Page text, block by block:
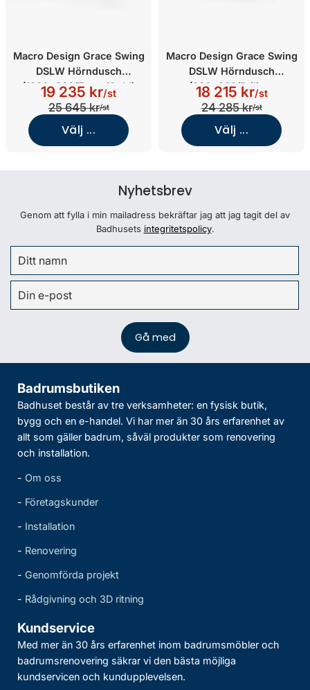
Macro Design Grace Swing
DSLW Hörndusch
(1000x900/Tonat/Guld)
19 235 kr/st
25 645 kr/st
Välj ...
Macro Design Grace Swing
DSLW Hörndusch
(900x900/Briljant
Klarglas/Guld)
18 215 kr/st
24 285 kr/st
Välj ...
Nyhetsbrev
Genom att fylla i min mailadress bekräftar jag att jag tagit del av
Badhusets integritetspolicy.
Badrumsbutiken
Badhuset består av tre verksamheter: en fysisk butik,
bygg och en e-handel. Vi har mer än 30 års erfarenhet av
allt som gäller badrum, såväl produkter som renovering
och installation.
- Om oss
- Företagskunder
- Installation
- Renovering
- Genomförda projekt
- Rådgivning och 3D ritning
Kundservice
Med mer än 30 års erfarenhet inom badrumsmöbler och
badrumsrenovering säkrar vi den bästa möjliga
kundservicen och kundupplevelsen.